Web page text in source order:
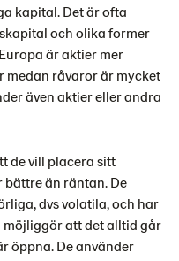
kapital. Det är ofta
och olika former
är aktier mer
medan råvaror är mycket
även aktier eller andra
de vill placera sitt
än räntan. De
dvs volatila, och har
möjliggör att det alltid går
öppna. De använder